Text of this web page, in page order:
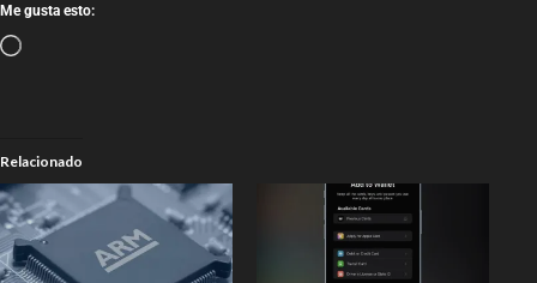
Me gusta esto:
Relacionado